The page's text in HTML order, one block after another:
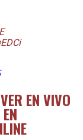
EN VIVO